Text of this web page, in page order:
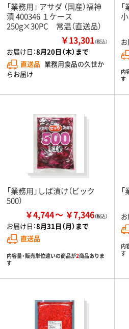
「業務用」 アサダ （国産）福神
漬 400346 １ケース
250g×30PC 常温（直送品）
￥13,301（税込）
お届け日：8月20日（木）まで
直送品 業務用食品の久世か
らお届け
小
お
内
す
「業務用」しば漬け（ビック
500）
￥4,744 ￥7,346
お届け日：8月31日（月）まで
直送品
内容量・販売単位違いの商品が2商品ありま
す
お
内
す